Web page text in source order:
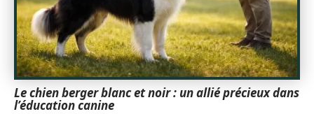
Le chien berger blanc et noir : un allié précieux dans
l’éducation canine